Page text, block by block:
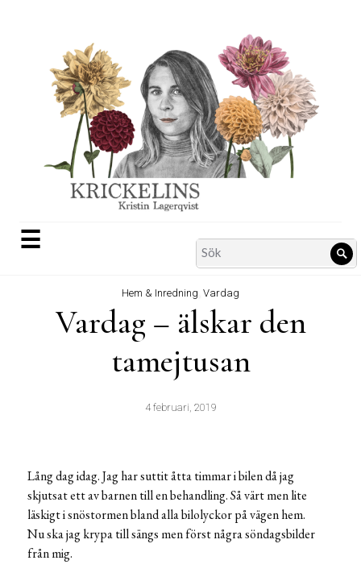
☰
Search
for:
Hem & Inredning Vardag
Vardag – älskar den
tamejtusan
4 februari, 2019
Lång dag idag. Jag har suttit åtta timmar i bilen då jag
skjutsat ett av barnen till en behandling. Så värt men lite
läskigt i snöstormen bland alla bilolyckor på vägen hem.
Nu ska jag krypa till sängs men först några söndagsbilder
från mig.